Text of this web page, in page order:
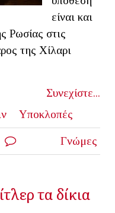
είναι και
Ρωσίας στις
της Χίλαρι
Συνεχίστε...
Υποκλοπές
Γνώμες
τα δίκια